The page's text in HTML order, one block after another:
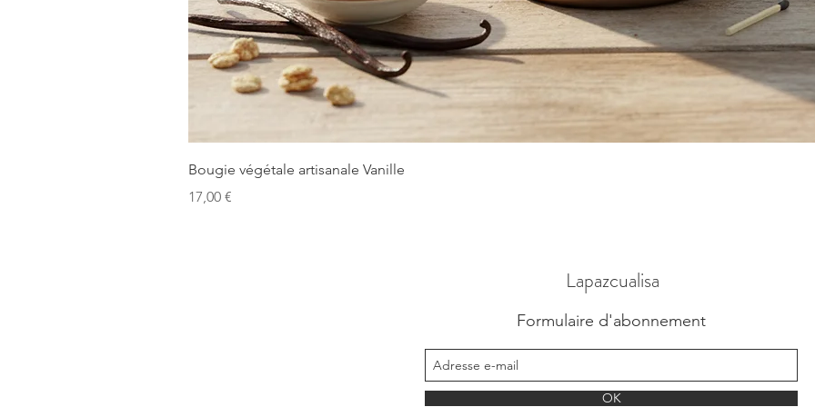
Bougie végétale artisanale Vanille
Precio
17,00 €
Lapazcualisa
Formulaire d'abonnement
OK